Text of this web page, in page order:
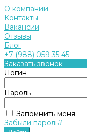
О компании
Контакты
Вакансии
Отзывы
Блог
+7 (988) 059 35 45
Заказать звонок
Логин
Пароль
Запомнить меня
Забыли пароль?